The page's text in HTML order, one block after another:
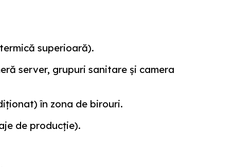
superioară).
server, grupuri sanitare și camera
în zona de birouri.
de producție).